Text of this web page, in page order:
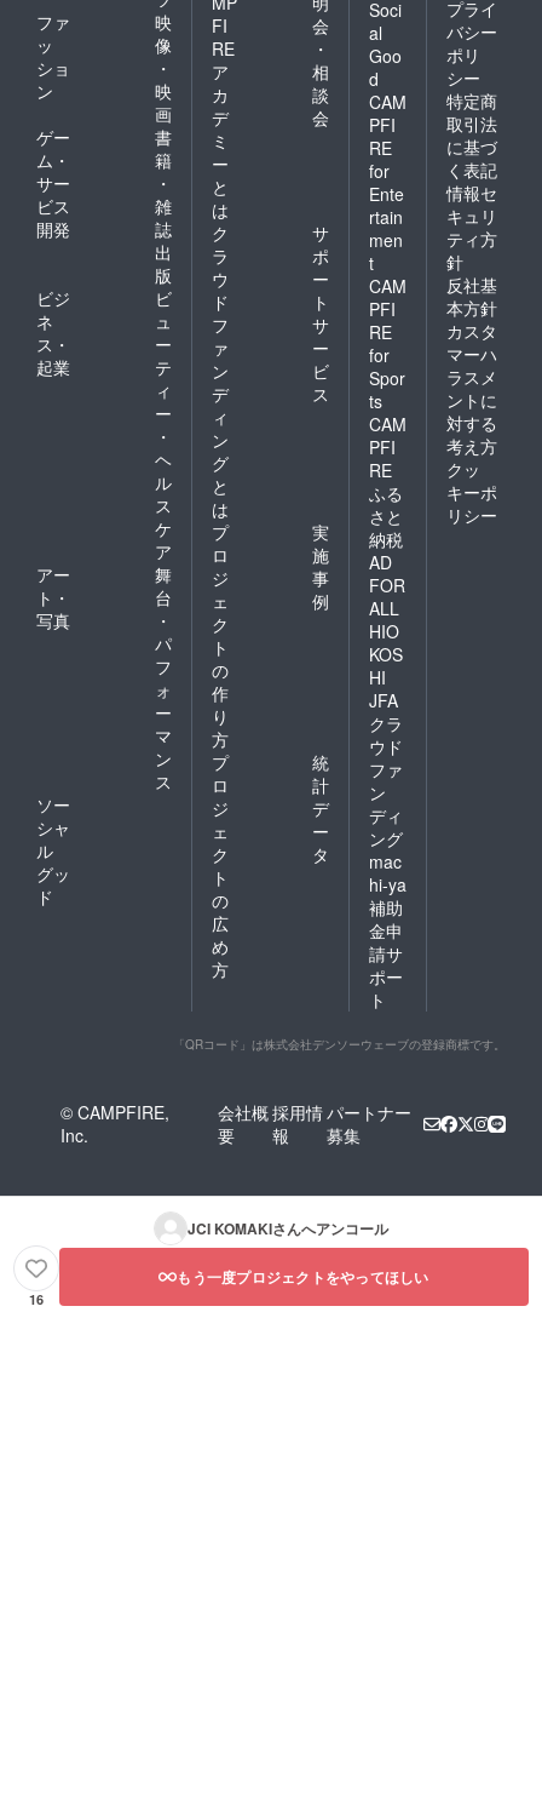
ファ
ッ
ショ
ン
映
像
・
映
画
ゲー
ム・
サー
ビス
開発
書
籍
・
雑
誌
出
版
ビジ
ネ
ス・
起業
ビ
ュ
ー
テ
ィ
ー
・
ヘ
ル
ス
ケ
ア
アー
ト・
写真
舞
台
・
パ
フ
ォ
ー
マ
ン
ス
ソー
シャ
ル
グッ
ド
FI
RE
ア
カ
デ
ミ
ー
と
は
会
・
相
談
会
ク
ラ
ウ
ド
フ
ァ
ン
デ
ィ
ン
グ
と
は
サ
ポ
ー
ト
サ
ー
ビ
ス
プ
ロ
ジ
ェ
ク
ト
の
作
り
方
実
施
事
例
プ
ロ
ジ
ェ
ク
ト
の
広
め
方
統
計
デ
ー
タ
Soci
al
Goo
d
CAM
PFI
RE
for
Ente
rtain
men
t
CAM
PFI
RE
for
Spor
ts
CAM
PFI
RE
ふる
さと
納税
AD
FOR
ALL
HIO
KOS
HI
JFA
クラ
ウド
ファ
ン
ディ
ング
mac
hi-ya
補助
金申
請サ
ポー
ト
プライ
バシー
ポリ
シー
特定商
取引法
に基づ
く表記
情報セ
キュリ
ティ方
針
反社基
本方針
カスタ
マーハ
ラスメ
ントに
対する
考え方
クッ
キーポ
リシー
「QRコード」は株式会社デンソーウェーブの登録商標です。
© CAMPFIRE,
Inc.
会社概
要
採用情
報
パートナー
募集
JCI KOMAKIさんへアンコール
16
もう一度プロジェクトをやってほしい